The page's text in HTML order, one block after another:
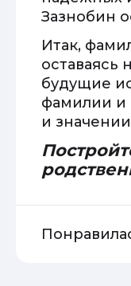
Зазнобин
Итак,
будущие
фамилии и
и